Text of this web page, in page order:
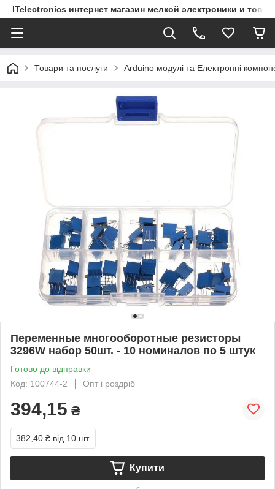
ITelectronics интернет магазин мелкой электроники и
Товари та послуги Arduino модулі та Електронні
Переменные многооборотные резисторы
3296W набор 50шт. - 10 номиналов по 5 штук
Готово до відправки
Код: 100744-2
Опт і роздріб
394,15 ₴
382,40 ₴ від 10 шт.
Купити